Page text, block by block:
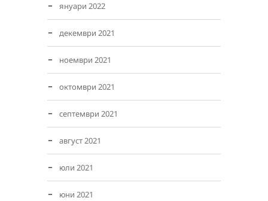
януари 2022
декември 2021
ноември 2021
октомври 2021
септември 2021
август 2021
юли 2021
юни 2021